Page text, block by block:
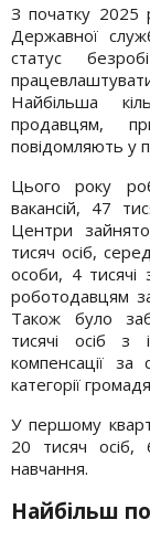
З початку 2025
Державної
статус
Найбільша
продавцям,
повідомляють у
Цього року
вакансій, 47
Центри
тисяч осіб,
особи, 4 тисячі
роботодавцям
Також було
тисячі осіб з
компенсації
категорії
У першому
20 тисяч осіб,
навчання.
Найбільш